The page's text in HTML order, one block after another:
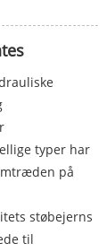
typer har
på
støbejerns
til